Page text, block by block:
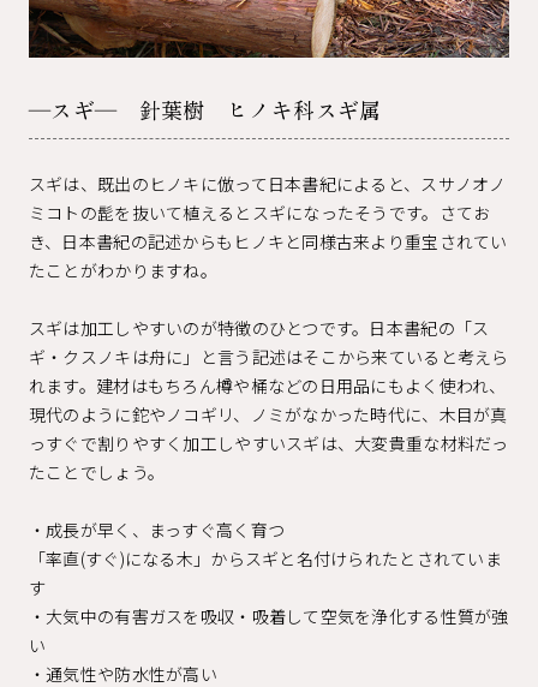
―スギ― 針葉樹 ヒノキ科スギ属
スギは、既出のヒノキに倣って日本書紀によると、スサノオノ
ミコトの髭を抜いて植えるとスギになったそうです。さてお
き、日本書紀の記述からもヒノキと同様古来より重宝されてい
たことがわかりますね。
スギは加工しやすいのが特徴のひとつです。日本書紀の「ス
ギ・クスノキは舟に」と言う記述はそこから来ていると考えら
れます。建材はもちろん樽や桶などの日用品にもよく使われ、
現代のように鉈やノコギリ、ノミがなかった時代に、木目が真
っすぐで割りやすく加工しやすいスギは、大変貴重な材料だっ
たことでしょう。
・成長が早く、まっすぐ高く育つ
「率直(すぐ)になる木」からスギと名付けられたとされていま
す
・大気中の有害ガスを吸収・吸着して空気を浄化する性質が強
い
・通気性や防水性が高い